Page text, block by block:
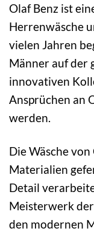
Olaf Benz ist
Herrenwäsche
vielen Jahren
Männer auf der
innovativen
Ansprüchen an
werden.
Die Wäsche
Materialien
Detail
Meisterwerk
den modernen